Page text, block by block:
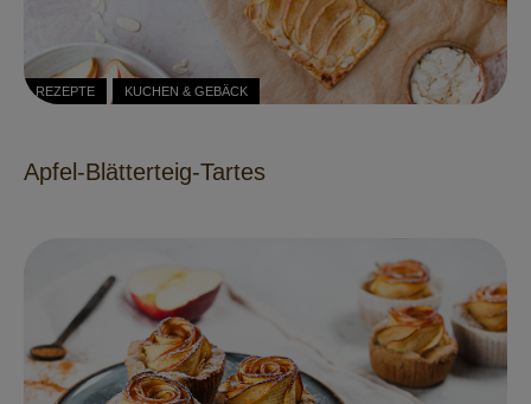
REZEPTE KUCHEN & GEBÄCK
Apfel-Blätterteig-Tartes